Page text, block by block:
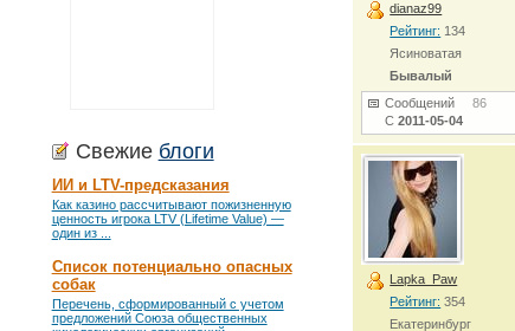
Свежие блоги
ИИ и LTV-предсказания
Как казино рассчитывают пожизненную
ценность игрока LTV (Lifetime Value) —
один из ...
Список потенциально опасных
собак
Перечень, сформированный с учетом
предложений Союза общественных
dianaz99
Рейтинг: 134
Ясиноватая
Бывалый
Сообщений86
С2011-05-04
Lapka_Paw
Рейтинг: 354
Екатеринбург